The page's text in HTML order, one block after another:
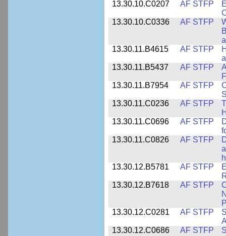
13.30.10.C0207
AF STFP
13.30.10.C0336
AF STFP
13.30.11.B4615
AF STFP
13.30.11.B5437
AF STFP
13.30.11.B7954
AF STFP
13.30.11.C0236
AF STFP
13.30.11.C0696
AF STFP
13.30.11.C0826
AF STFP
13.30.12.B5781
AF STFP
13.30.12.B7618
AF STFP
13.30.12.C0281
AF STFP
13.30.12.C0686
AF STFP